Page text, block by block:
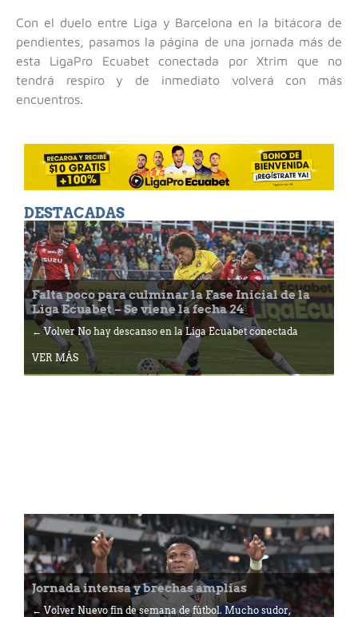
Con el duelo entre Liga y Barcelona en la bitácora de
pendientes, pasamos la página de una jornada más de
esta LigaPro Ecuabet conectada por Xtrim que no
tendrá respiro y de inmediato volverá con más
encuentros.
DESTACADAS
Falta poco para culminar la Fase Inicial de la
Liga Ecuabet – Se viene la fecha 24
← Volver No hay descanso en la Liga Ecuabet conectada
VER MÁS
Jornada intensa y brechas amplias
← Volver Nuevo fin de semana de fútbol. Mucho sudor,